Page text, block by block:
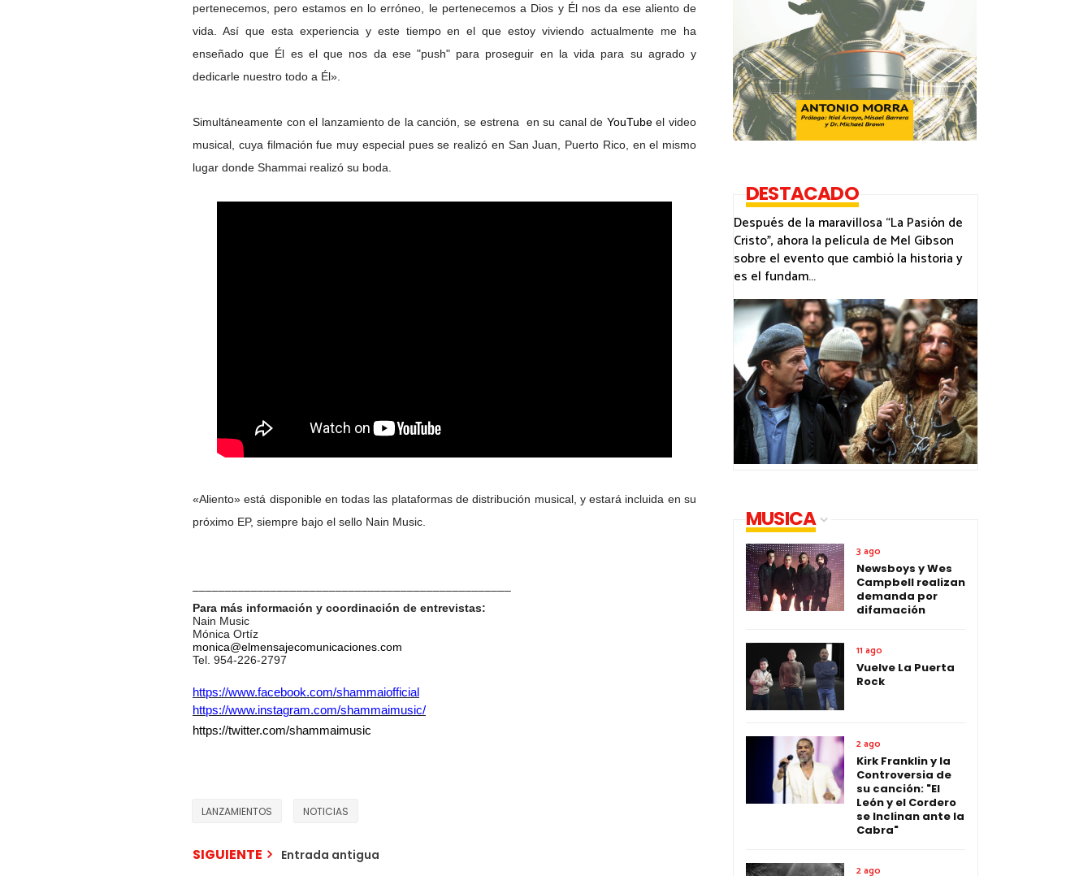
pertenecemos, pero estamos en lo erróneo, le pertenecemos a Dios y Él nos da ese aliento de
vida. Así que esta experiencia y este tiempo en el que estoy viviendo actualmente me ha
enseñado que Él es el que nos da ese "push" para proseguir en la vida para su agrado y
dedicarle nuestro todo a Él».
Simultáneamente con el lanzamiento de la canción, se estrena en su canal de YouTubeel video
musical, cuya filmación fue muy especial pues se realizó en San Juan, Puerto Rico, en el mismo
lugar donde Shammai realizó su boda.
«Aliento» está disponible en todas las plataformas de distribución musical, y estará incluida en su
próximo EP, siempre bajo el sello Nain Music.
–––––––––––––––––––––––––––––––––––––––––––––––––
Para más información y coordinación de entrevistas:
Nain Music
Mónica Ortíz
monica@elmensajecomunicaciones.com
Tel. 954-226-2797
https://www.facebook.com/shammaiofficial
https://www.instagram.com/shammaimusic/
https://twitter.com/shammaimusic
LANZAMIENTOS NOTICIAS
SIGUIENTE Entrada antigua
DESTACADO
Después de la maravillosa “La Pasión de
Cristo”, ahora la película de Mel Gibson
sobre el evento que cambió la historia y
es el fundam...
MUSICA
3 ago
Newsboys y Wes
Campbell realizan
demanda por
difamación
11 ago
Vuelve La Puerta
Rock
2 ago
Kirk Franklin y la
Controversia de
su canción: "El
León y el Cordero
se Inclinan ante la
Cabra"
2 ago